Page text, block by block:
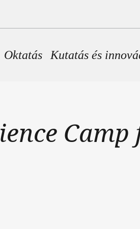
Oktatás Kutatás és